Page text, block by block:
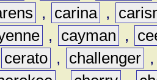
, carina ,
, cayman ,
cerato , challenger